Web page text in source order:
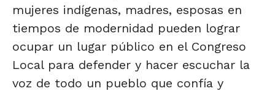
mujeres indígenas, madres, esposas en
tiempos de modernidad pueden lograr
ocupar un lugar público en el Congreso
Local para defender y hacer escuchar la
voz de todo un pueblo que confía y